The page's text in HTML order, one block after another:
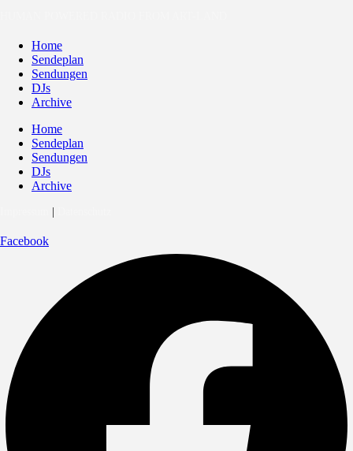
Home
Sendeplan
Sendungen
DJs
Archive
Home
Sendeplan
Sendungen
DJs
Archive
Facebook